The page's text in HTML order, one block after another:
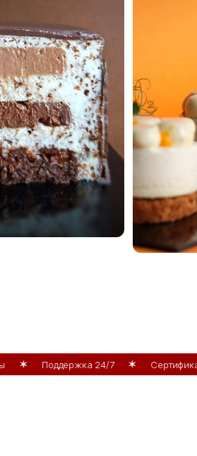
Поддержка 24/7 Сертификат